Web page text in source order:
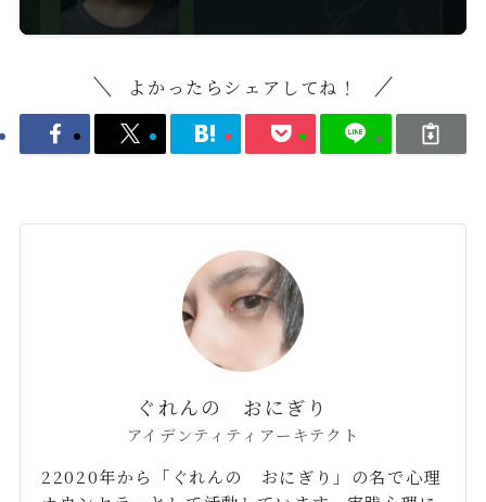
よかったらシェアしてね！
ぐれんの おにぎり
アイデンティティアーキテクト
22020年から「ぐれんの おにぎり」の名で心理